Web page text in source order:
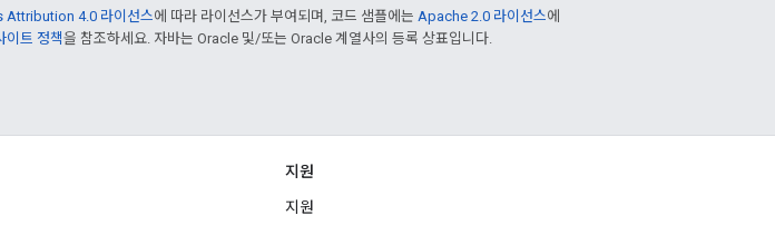
Attribution 4.0 라이선스에 따라 라이선스가 부여되며, 코드 샘플에는 Apache 2.0 라이선스에
트 정책을 참조하세요. 자바는 Oracle 및/또는 Oracle 계열사의 등록 상표입니다.
지원
지원